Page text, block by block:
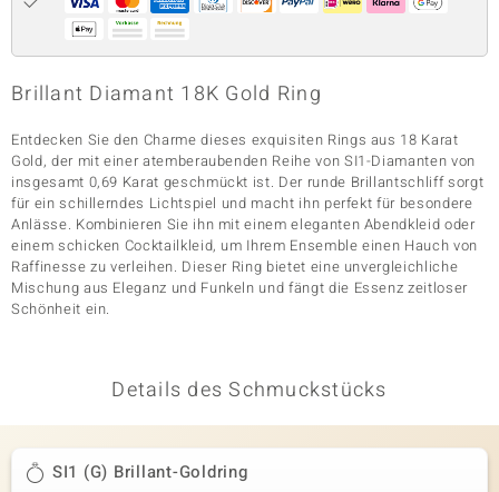
Classics
Brillant Diamant 18K Gold Ring
Entdecken Sie den Charme dieses exquisiten Rings aus 18 Karat
Gold, der mit einer atemberaubenden Reihe von SI1-Diamanten von
insgesamt 0,69 Karat geschmückt ist. Der runde Brillantschliff sorgt
für ein schillerndes Lichtspiel und macht ihn perfekt für besondere
Anlässe. Kombinieren Sie ihn mit einem eleganten Abendkleid oder
einem schicken Cocktailkleid, um Ihrem Ensemble einen Hauch von
Raffinesse zu verleihen. Dieser Ring bietet eine unvergleichliche
Mischung aus Eleganz und Funkeln und fängt die Essenz zeitloser
Schönheit ein.
Details des Schmuckstücks
SI1 (G) Brillant-Goldring